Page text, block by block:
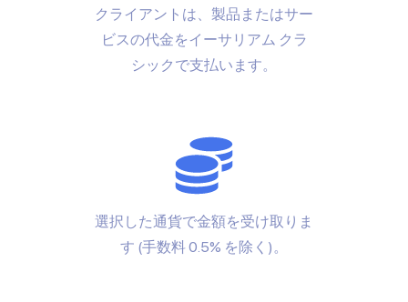
クライアントは、製品またはサー
ビスの代金をイーサリアム クラ
シックで支払います。
選択した通貨で金額を受け取りま
す (手数料 0.5% を除く)。